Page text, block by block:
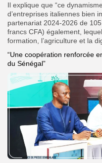
Il explique que “ce
d’entreprises italiennes bien
partenariat 2024-2026 de
francs CFA) également,
formation, l’agriculture et la
“Une coopération renforcée
du Sénégal”